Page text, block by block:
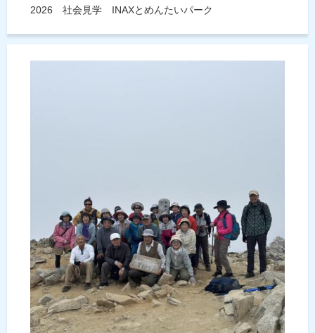
2026 社会見学 INAXとめんたいパーク